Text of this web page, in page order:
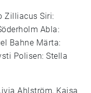
Zilliacus Siri:
Abla:
Bahne Märta:
Polisen: Stella
Ahlström, Kajsa